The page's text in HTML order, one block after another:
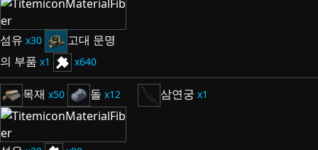
섬유 30
고대 문명
의 부품
1 640
목재 50 돌 12 삼연궁 1